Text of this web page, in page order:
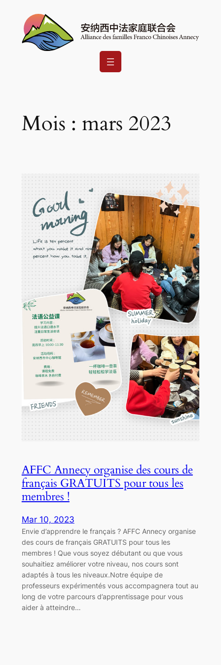
contenu
Mois : mars 2023
AFFC Annecy organise des cours de
français GRATUITS pour tous les
membres !
Mar 10, 2023
Envie d’apprendre le français ? AFFC Annecy organise
des cours de français GRATUITS pour tous les
membres ! Que vous soyez débutant ou que vous
souhaitiez améliorer votre niveau, nos cours sont
adaptés à tous les niveaux.Notre équipe de
professeurs expérimentés vous accompagnera tout au
long de votre parcours d’apprentissage pour vous
aider à atteindre…